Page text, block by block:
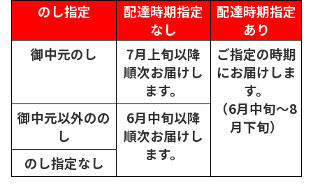
のし指定
配達時期指定
なし
配達時期指定
あり
御中元のし
7月上旬以降
順次お届けし
ます。
ご指定の時期
にお届けしま
す。
（6月中旬～8
月下旬）
御中元以外のの
し
6月中旬以降
順次お届けし
ます。
のし指定なし